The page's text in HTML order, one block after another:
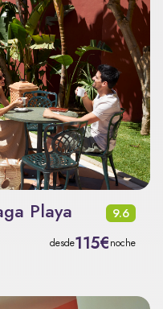
Playa 9.6
desde115€noche